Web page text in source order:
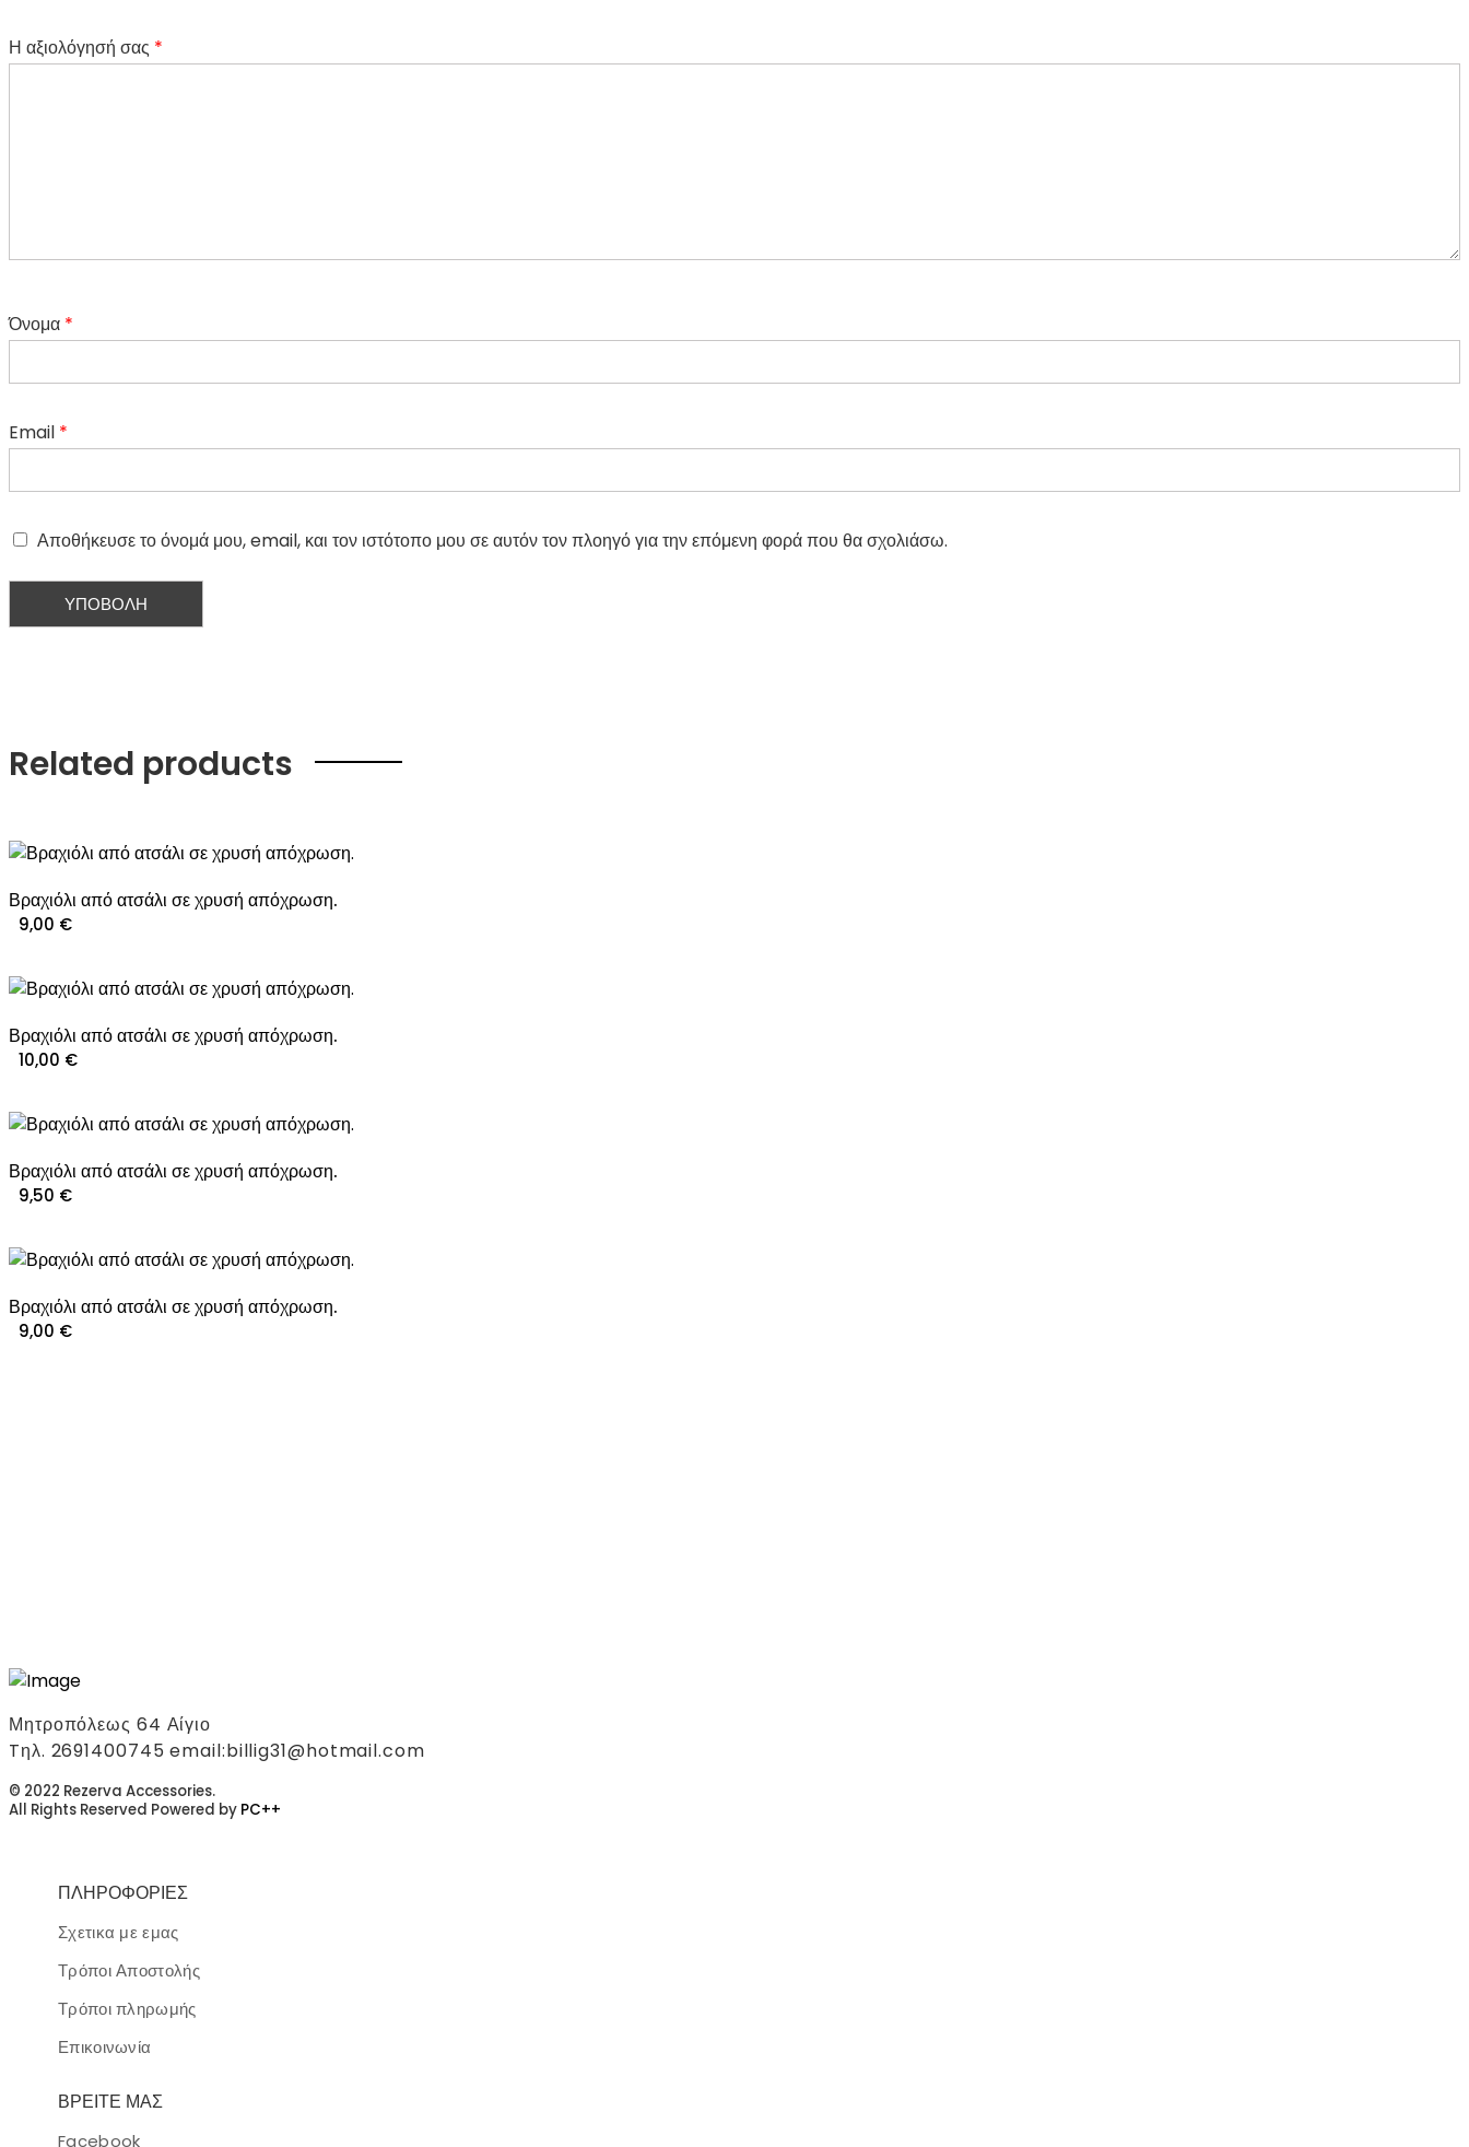
Η αξιολόγησή σας *
Όνομα *
Email *
Αποθήκευσε το όνομά μου, email, και τον ιστότοπο μου σε αυτόν τον πλοηγό για την επόμενη φορά που θα σχολιάσω.
Related products
Βραχιόλι από ατσάλι σε χρυσή απόχρωση.
9,00 €
Βραχιόλι από ατσάλι σε χρυσή απόχρωση.
10,00 €
Βραχιόλι από ατσάλι σε χρυσή απόχρωση.
9,50 €
Βραχιόλι από ατσάλι σε χρυσή απόχρωση.
9,00 €
Μητροπόλεως 64 Αίγιο
Tηλ. 2691400745 email:billig31@hotmail.com
© 2022 Rezerva Accessories.
All Rights Reserved Powered by PC++
ΠΛΗΡΟΦΟΡΙΕΣ
Σχετικα με εμας
Τρόποι Αποστολής
Τρόποι πληρωμής
Επικοινωνία
ΒΡΕΙΤΕ ΜΑΣ
Facebook